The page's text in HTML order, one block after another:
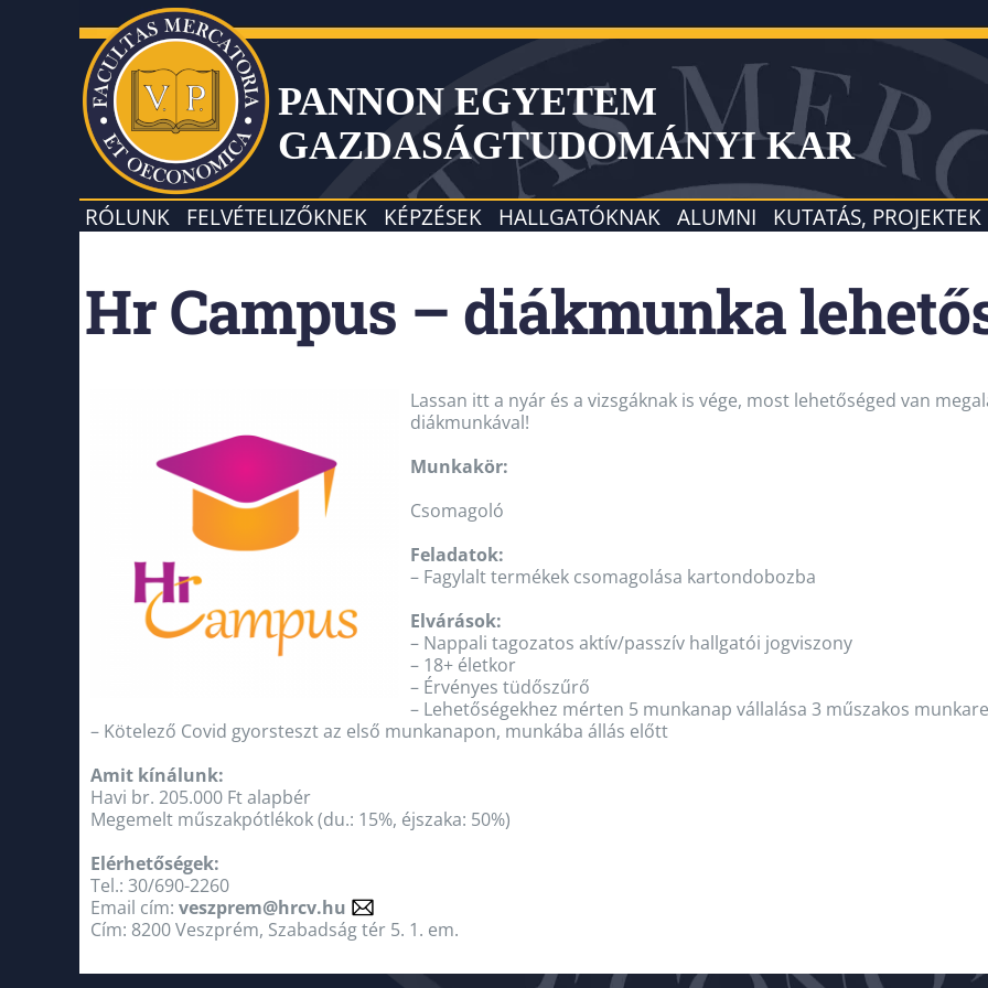
PANNON EGYETEM
GAZDASÁGTUDOMÁNYI KAR
RÓLUNK FELVÉTELIZŐKNEK KÉPZÉSEK HALLGATÓKNAK ALUMNI KUTATÁS, PROJEKTEK
Hr Campus – diákmunka
Lassan itt a nyár és a vizsgáknak is vége, most lehetőséged van
diákmunkával!
Munkakör:
Csomagoló
Feladatok:
– Fagylalt termékek csomagolása kartondobozba
Elvárások:
– Nappali tagozatos aktív/passzív hallgatói jogviszony
– 18+ életkor
– Érvényes tüdőszűrő
– Lehetőségekhez mérten 5 munkanap vállalása 3 műszakos
– Kötelező Covid gyorsteszt az első munkanapon, munkába állás előtt
Amit kínálunk:
Havi br. 205.000 Ft alapbér
Megemelt műszakpótlékok (du.: 15%, éjszaka: 50%)
Elérhetőségek:
Tel.: 30/690-2260
Email cím: veszprem@hrcv.hu
Cím: 8200 Veszprém, Szabadság tér 5. 1. em.